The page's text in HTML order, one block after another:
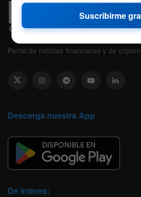
Portal de noticias financieras y de
Descarga nuestra App
De Interes:
Suscribirme